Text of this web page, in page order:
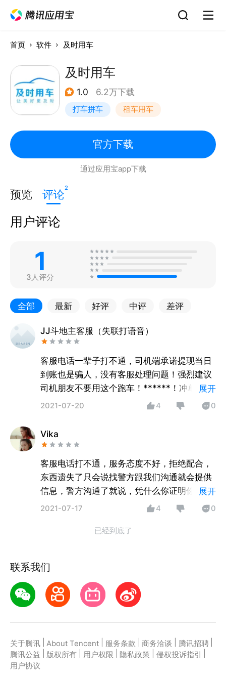
首页 软件 及时用车
及时用车
1.0 6.2万下载
打车拼车 租车用车
官方下载
通过应用宝app下载
预览 评论2
用户评论
1
3人评分
全部 最新 好评 中评 差评
JJ斗地主客服（失联打语音）
客服电话一辈子打不通，司机端承诺提现当日
到账也是骗人，没有客服处理问题！强烈建议
司机朋友不要用这个跑车！******！冲单奖励
也是骗人！永远差那么两单完成不了！！！不
展开
2021-07-20 4 0
Vika
客服电话打不通，服务态度不好，拒绝配合，
东西遗失了只会说找警方跟我们沟通就会提供
信息，警方沟通了就说，凭什么你证明你是警
方，无法无天。
展开
2021-07-17 4 0
已经到底了
联系我们
关于腾讯 About Tencent 服务条款 商务洽谈 腾讯招聘
腾讯公益
版权所有 用户权限 隐私政策 侵权投诉指引
用户协议